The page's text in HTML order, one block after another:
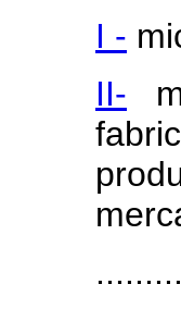
I -
II-